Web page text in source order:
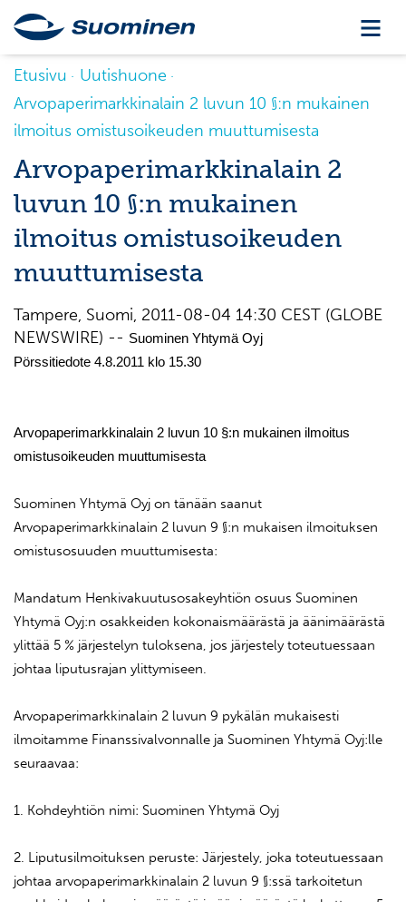
Etusivu
Uutishuone
Arvopaperimarkkinalain 2 luvun 10 §:n mukainen
ilmoitus omistusoikeuden muuttumisesta
Arvopaperimarkkinalain 2
luvun 10 §:n mukainen
ilmoitus omistusoikeuden
muuttumisesta
Tampere, Suomi, 2011-08-04 14:30 CEST (GLOBE
NEWSWIRE) -- Suominen Yhtymä Oyj
Pörssitiedote 4.8.2011 klo 15.30
Arvopaperimarkkinalain 2 luvun 10 §:n mukainen ilmoitus
omistusoikeuden muuttumisesta
Suominen Yhtymä Oyj on tänään saanut
Arvopaperimarkkinalain 2 luvun 9 §:n mukaisen ilmoituksen
omistusosuuden muuttumisesta:
Mandatum Henkivakuutusosakeyhtiön osuus Suominen
Yhtymä Oyj:n osakkeiden kokonaismäärästä ja äänimäärästä
ylittää 5 % järjestelyn tuloksena, jos järjestely toteutuessaan
johtaa liputusrajan ylittymiseen.
Arvopaperimarkkinalain 2 luvun 9 pykälän mukaisesti
ilmoitamme Finanssivalvonnalle ja Suominen Yhtymä Oyj:lle
seuraavaa:
1. Kohdeyhtiön nimi: Suominen Yhtymä Oyj
2. Liputusilmoituksen peruste: Järjestely, joka toteutuessaan
johtaa arvopaperimarkkinalain 2 luvun 9 §:ssä tarkoitetun